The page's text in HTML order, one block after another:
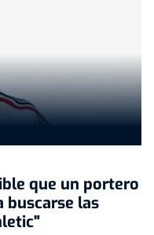
que un portero
buscarse las